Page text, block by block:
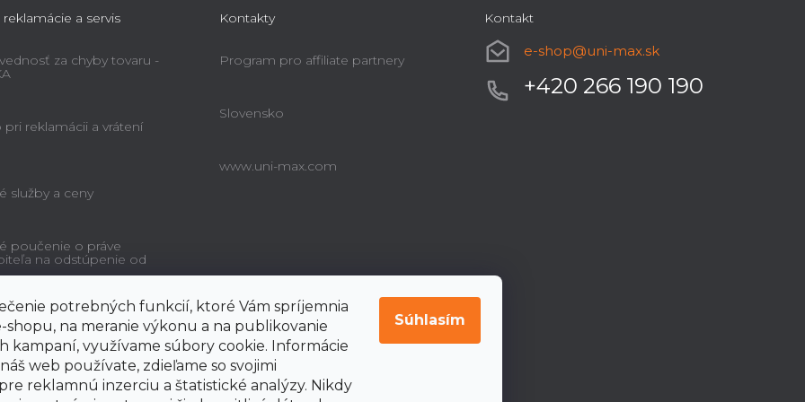
potrebných funkcií, ktoré Vám spríjemnia
shopu, na meranie výkonu a na publikovanie
kampaní, využívame súbory cookie. Informácie
web používate, zdieľame so svojimi
reklamnú inzerciu a štatistické analýzy. Nikdy
Súhlasím
reklamácie a servis
za chyby tovaru -
reklamácii a vrátení
služby a ceny
poučenie o práve
na odstúpenie od
Kontakty
Program pro affiliate partnery
Slovensko
www.uni-max.com
Kontakt
e-shop@uni-max.sk
+420 266 190 190